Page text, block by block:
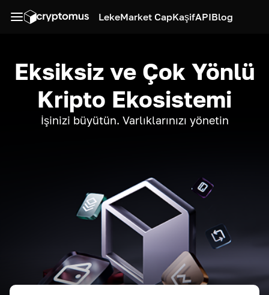
LekeMarket CapKaşifAPIBlog
Eksiksiz ve Çok Yönlü
Kripto Ekosistemi
İşinizi büyütün. Varlıklarınızı yönetin